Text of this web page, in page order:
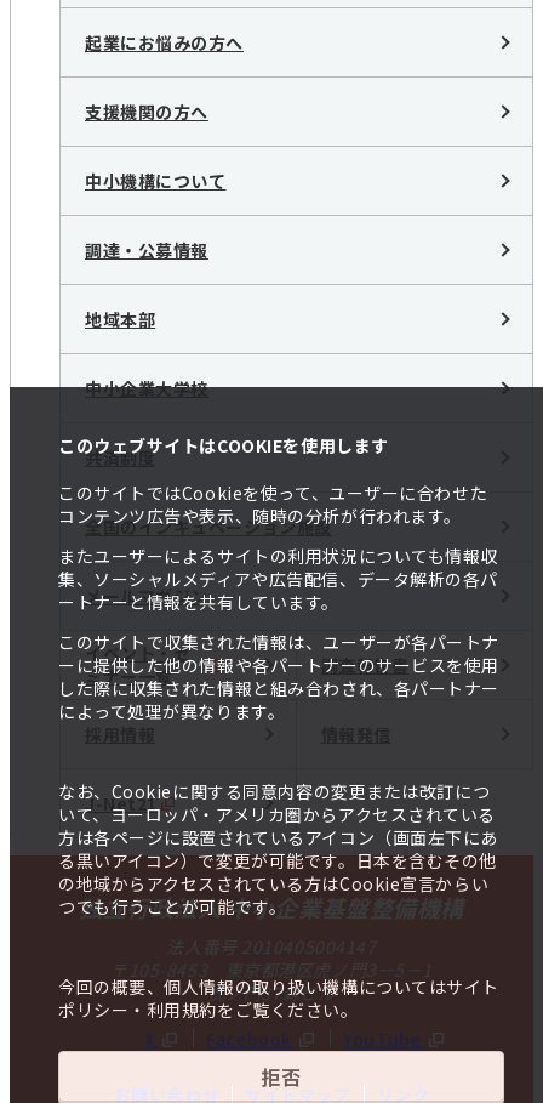
このウェブサイトはCOOKIEを使用します
このサイトではCookieを使って、ユーザーに合わせた
コンテンツ広告や表示、随時の分析が行われます。
またユーザーによるサイトの利用状況についても情報収
集、ソーシャルメディアや広告配信、データ解析の各パ
ートナーと情報を共有しています。
このサイトで収集された情報は、ユーザーが各パートナ
ーに提供した他の情報や各パートナーのサービスを使用
した際に収集された情報と組み合わされ、各パートナー
によって処理が異なります。
なお、Cookieに関する同意内容の変更または改訂につ
いて、ヨーロッパ・アメリカ圏からアクセスされている
方は各ページに設置されているアイコン（画面左下にあ
る黒いアイコン）で変更が可能です。日本を含むその他
の地域からアクセスされている方はCookie宣言からい
つでも行うことが可能です。
今回の概要、個人情報の取り扱い機構についてはサイト
ポリシー・利用規約をご覧ください。
拒否
起業にお悩みの方へ
支援機関の方へ
中小機構について
調達・公募情報
地域本部
中小企業大学校
共済制度
全国のインキュベーション施設
メールマガジン
イベント・セ
ミナー一覧
調査報告書
J-Net21
独立行政法人 中小企業基盤整備機構
法人番号 2010405004147
〒105-8453 東京都港区虎ノ門3－5－1
虎ノ門37森ビル
X
Facebook YouTube
お問い合わせ サイトマップ
リンク